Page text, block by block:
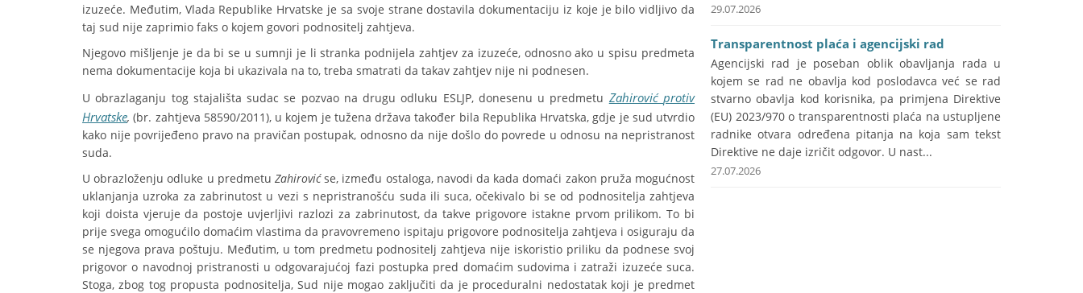
izuzeće. Međutim, Vlada Republike Hrvatske je sa svoje strane dostavila dokumentaciju iz koje je bilo vidljivo da
taj sud nije zaprimio faks o kojem govori podnositelj zahtjeva.
Njegovo mišljenje je da bi se u sumnji je li stranka podnijela zahtjev za izuzeće, odnosno ako u spisu predmeta
nema dokumentacije koja bi ukazivala na to, treba smatrati da takav zahtjev nije ni podnesen.
U obrazlaganju tog stajališta sudac se pozvao na drugu odluku ESLJP, donesenu u predmetu Zahirovićprotiv
Hrvatske,(br. zahtjeva 58590/2011), u kojem je tužena država također bila Republika Hrvatska, gdje je sud utvrdio
kako nije povrijeđeno pravo na pravičan postupak, odnosno da nije došlo do povrede u odnosu na nepristranost
suda.
U obrazloženju odluke u predmetu Zahirovićse, između ostaloga, navodi da kada domaći zakon pruža mogućnost
uklanjanja uzroka za zabrinutost u vezi s nepristranošću suda ili suca, očekivalo bi se od podnositelja zahtjeva
koji doista vjeruje da postoje uvjerljivi razlozi za zabrinutost, da takve prigovore istakne prvom prilikom. To bi
prije svega omogućilo domaćim vlastima da pravovremeno ispitaju prigovore podnositelja zahtjeva i osiguraju da
se njegova prava poštuju. Međutim, u tom predmetu podnositelj zahtjeva nije iskoristio priliku da podnese svoj
prigovor o navodnoj pristranosti u odgovarajućoj fazi postupka pred domaćim sudovima i zatraži izuzeće suca.
Stoga, zbog tog propusta podnositelja, Sud nije mogao zaključiti da je proceduralni nedostatak koji je predmet
29.07.2026
Transparentnost plaća i agencijski rad
Agencijski rad je poseban oblik obavljanja rada u
kojem se rad ne obavlja kod poslodavca već se rad
stvarno obavlja kod korisnika, pa primjena Direktive
(EU) 2023/970 o transparentnosti plaća na ustupljene
radnike otvara određena pitanja na koja sam tekst
Direktive ne daje izričit odgovor. U nast...
27.07.2026